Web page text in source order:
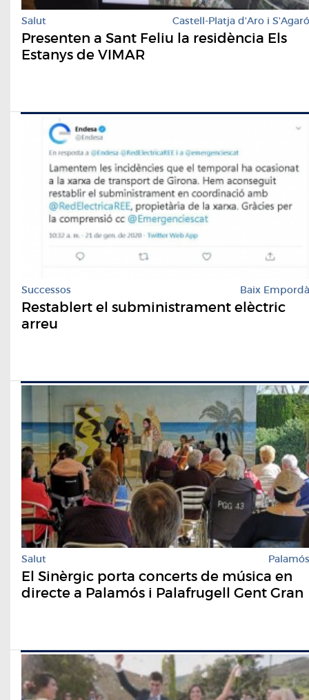
Salut Castell-Platja d'Aro i S'Agaró
Presenten a Sant Feliu la residència Els
Estanys de VIMAR
Successos Baix Empordà
Restablert el subministrament elèctric
arreu
Salut Palamós
El Sinèrgic porta concerts de música en
directe a Palamós i Palafrugell Gent Gran